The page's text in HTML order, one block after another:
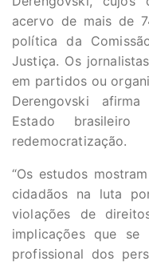
acervo de mais de
política da
Justiça. Os
em partidos ou
Derengovski
Estado
redemocratização.
“Os estudos
cidadãos na luta
violações de
implicações que
profissional dos